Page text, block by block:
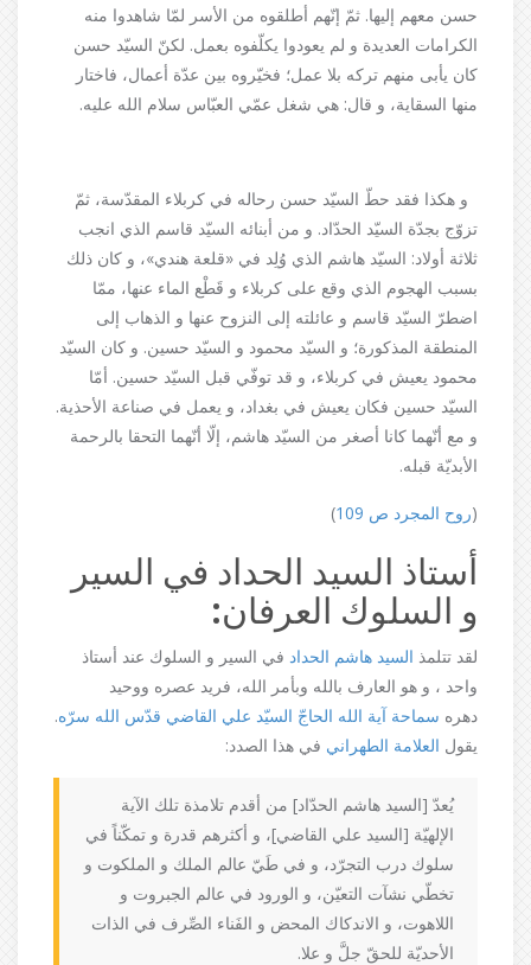
حسن معهم إليها. ثمّ إنّهم أطلقوه من الأسر لمّا شاهدوا منه
الكرامات العديدة و لم يعودوا يكلّفوه بعمل. لكنّ السيّد حسن
كان يأبى منهم تركه بلا عمل؛ فخيّروه بين عدّة أعمال، فاختار
منها السقاية، و قال: هي شغل عمّي العبّاس سلام الله عليه.
و هكذا فقد حطّ السيّد حسن رحاله في كربلاء المقدّسة، ثمّ
تزوّج بجدّة السيّد الحدّاد. و من أبنائه السيّد قاسم الذي انجب
ثلاثة أولاد: السيّد هاشم الذي وُلِد في «قلعة هندي»، و كان ذلك
بسبب الهجوم الذي وقع على كربلاء و قَطْع الماء عنها، ممّا
اضطرّ السيّد قاسم و عائلته إلى النزوح عنها و الذهاب إلى
المنطقة المذكورة؛ و السيّد محمود و السيّد حسين. و كان السيّد
محمود يعيش في كربلاء، و قد توفّي قبل السيّد حسين. أمّا
السيّد حسين فكان يعيش في بغداد، و يعمل في صناعة الأحذية.
و مع أنّهما كانا أصغر من السيّد هاشم، إلّا أنّهما التحقا بالرحمة
الأبديّة قبله.
(روح المجرد ص 109 )
أستاذ السيد الحداد في السير
و السلوك العرفان:
لقد تتلمذ السيد هاشم الحداد في السير و السلوك عند أستاذ
واحد ، و هو العارف بالله وبأمر الله، فريد عصره ووحيد
دهره سماحة آیة ‌الله الحاجّ السیّد علي القاضي قدّس الله سرّه.
يقول العلامة الطهراني في هذا الصدد:
يُعدّ [السيد هاشم الحدّاد] من أقدم تلامذة تلك الآية
الإلهيّة [السيد علي القاضي]، و أكثرهم قدرة و تمكّناً في
سلوك درب التجرّد، و في طَيّ عالم الملك و الملكوت و
تخطّي نشآت التعيّن، و الورود في عالم الجبروت و
اللاهوت، و الاندكاك المحض و الفَناء الصِّرف في الذات
الأحديّة للحقّ جلَّ و علا.